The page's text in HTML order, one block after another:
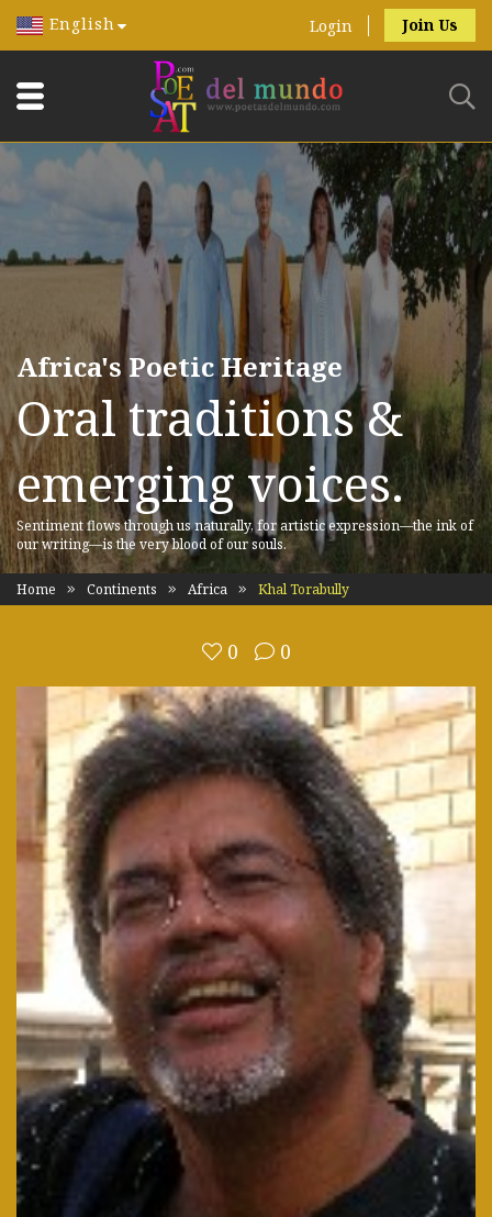
English Login Join Us
Africa's Poetic Heritage
Oral traditions &
emerging voices.
Sentiment flows through us naturally, for artistic expression—the ink of
our writing—is the very blood of our souls.
Home Continents Africa Khal Torabully
0 0